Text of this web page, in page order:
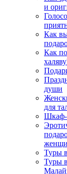
и
Как
Как
души
для
Шкаф-
Туры
Туры